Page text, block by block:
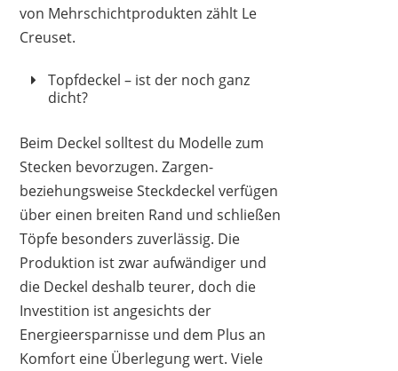
von Mehrschichtprodukten zählt Le
Creuset.
Topfdeckel – ist der noch ganz
dicht?
Beim Deckel solltest du Modelle zum
Stecken bevorzugen. Zargen-
beziehungsweise Steckdeckel verfügen
über einen breiten Rand und schließen
Töpfe besonders zuverlässig. Die
Produktion ist zwar aufwändiger und
die Deckel deshalb teurer, doch die
Investition ist angesichts der
Energieersparnisse und dem Plus an
Komfort eine Überlegung wert. Viele